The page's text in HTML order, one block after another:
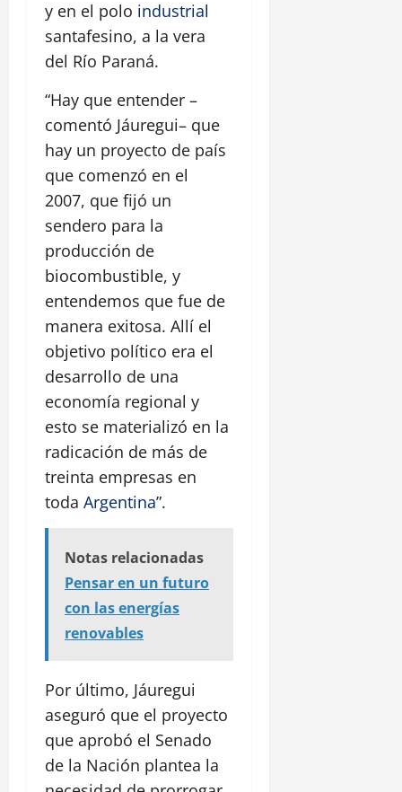
y en el polo industrial
santafesino, a la vera
del Río Paraná.
“Hay que entender –
comentó Jáuregui– que
hay un proyecto de país
que comenzó en el
2007, que fijó un
sendero para la
producción de
biocombustible, y
entendemos que fue de
manera exitosa. Allí el
objetivo político era el
desarrollo de una
economía regional y
esto se materializó en la
radicación de más de
treinta empresas en
toda Argentina”.
Notas relacionadas
Pensar en un futuro
con las energías
renovables
Por último, Jáuregui
aseguró que el proyecto
que aprobó el Senado
de la Nación plantea la